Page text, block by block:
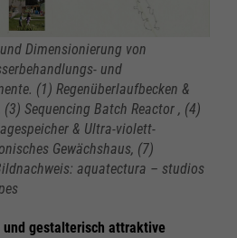
Dimensionierung von
und
(1) Regenüberlaufbecken &
Sequencing Batch Reactor , (4)
& Ultra-violett-
Gewächshaus, (7)
aquatectura – studios
und gestalterisch attraktive